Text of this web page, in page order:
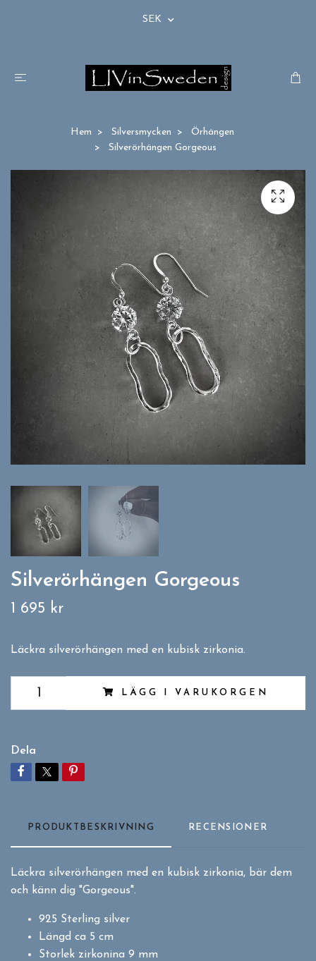
SEK
Hem Silversmycken
Örhängen
Silverörhängen Gorgeous
Silverörhängen Gorgeous
1 695 kr
Läckra silverörhängen med en kubisk zirkonia.
LÄGG I VARUKORGEN
Dela
PRODUKTBESKRIVNING RECENSIONER
Läckra silverörhängen med en kubisk zirkonia, bär dem
och känn dig "Gorgeous".
925 Sterling silver
Längd ca 5 cm
Storlek zirkonina 9 mm